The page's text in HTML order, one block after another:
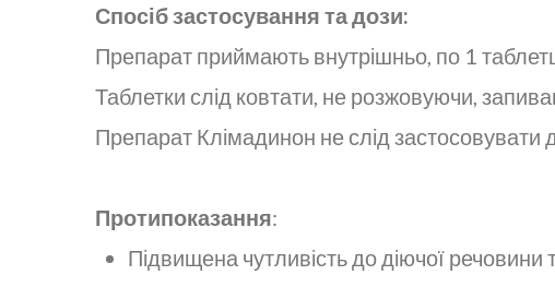
Спосіб застосування та дози:
Препарат приймають внутрішньо, по 1
Таблетки слід ковтати, не розжовуючи,
Препарат Клімадинон не слід застосовувати
Протипоказання:
Підвищена чутливість до діючої